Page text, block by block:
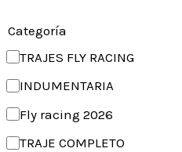
Categoría
TRAJES FLY RACING
INDUMENTARIA
Fly racing 2026
TRAJE COMPLETO